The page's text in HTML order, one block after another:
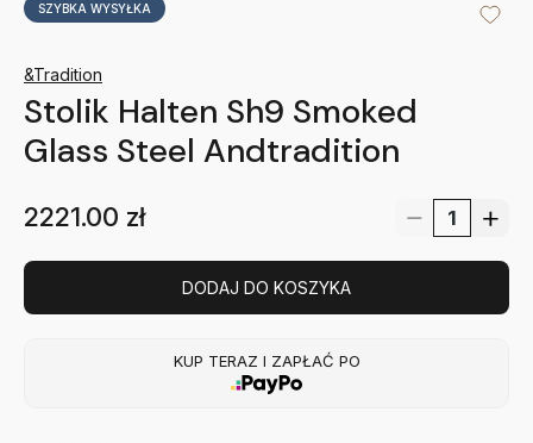
SZYBKA WYSYŁKA
&Tradition
Stolik Halten Sh9 Smoked
Glass Steel Andtradition
2221.00 zł
DODAJ DO KOSZYKA
KUP TERAZ I ZAPŁAĆ PO